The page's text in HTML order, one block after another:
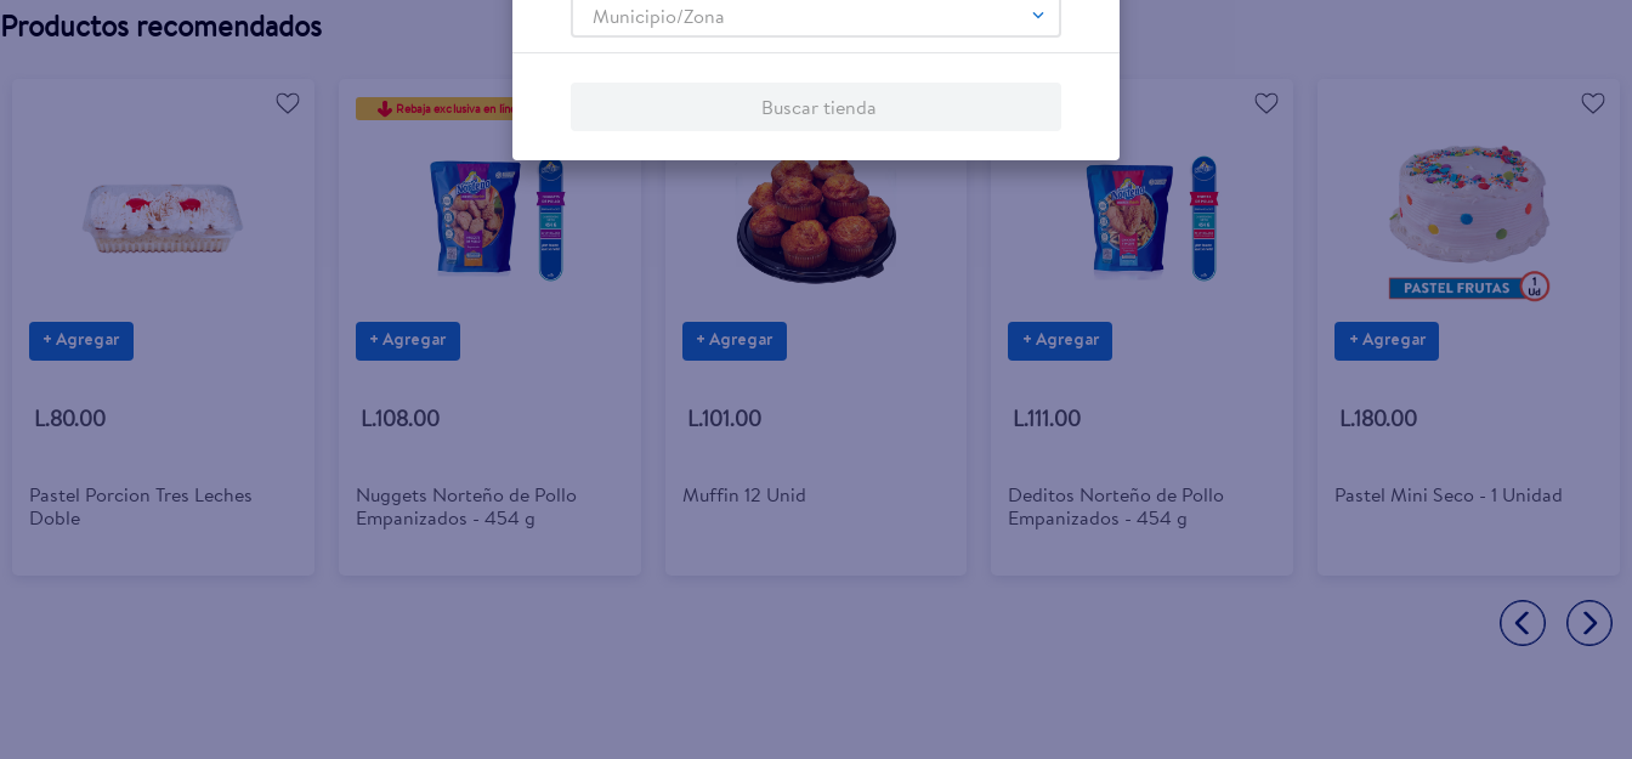
Productos recomendados
+ Agregar
L.80.00
Pastel Porcion Tres Leches
Doble
Rebaja exclusiva en línea
+ Agregar
L.108.00
Nuggets Norteño de Pollo
Empanizados - 454 g
+ Agregar
L.101.00
Muffin 12 Unid
+ Agregar
L.111.00
Deditos Norteño de Pollo
Empanizados - 454 g
+ Agregar
L.180.00
Pastel Mini Seco - 1 Unidad
Municipio/Zona
Buscar tienda